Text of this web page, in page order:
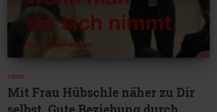
VIDEO
Mit Frau Hübschle näher zu Dir